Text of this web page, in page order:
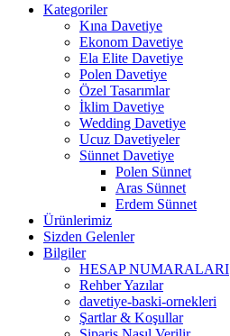
Kategoriler
Kına Davetiye
Ekonom Davetiye
Ela Elite Davetiye
Polen Davetiye
Özel Tasarımlar
İklim Davetiye
Wedding Davetiye
Ucuz Davetiyeler
Sünnet Davetiye
Polen Sünnet
Aras Sünnet
Erdem Sünnet
Ürünlerimiz
Sizden Gelenler
Bilgiler
HESAP NUMARALARI
Rehber Yazılar
davetiye-baski-ornekleri
Şartlar & Koşullar